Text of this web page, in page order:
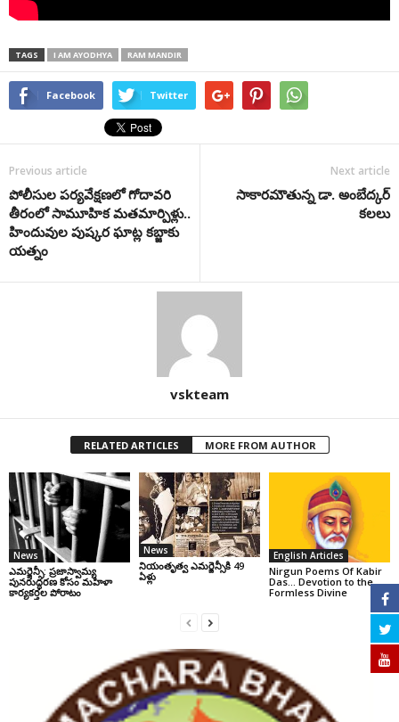
TAGS I AM AYODHYA RAM MANDIR
Facebook Twitter
Previous article
పోలీసుల పర్యవేక్షణలో గోదావరి
తీరంలో సామూహిక మతమార్పిళ్లు..
హిందువుల పుష్కర ఘాట్ల కబ్జాకు
యత్నం
Next article
సాకారమౌతున్న డా. అంబేద్కర్‌
కలలు
vskteam
RELATED ARTICLES MORE FROM AUTHOR
News
ఎమర్జెన్సీ: ప్రజాస్వామ్య
పునరుద్ధరణ కోసం మహిళా
కార్యకర్తల పోరాటం
News
నియంతృత్వ ఎమర్జెన్సీకి 49
ఏళ్లు
English Articles
Nirgun Poems Of Kabir
Das… Devotion to the
Formless Divine